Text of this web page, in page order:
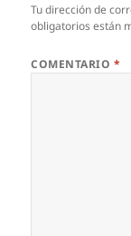
Tu dirección de
obligatorios están
COMENTARIO *